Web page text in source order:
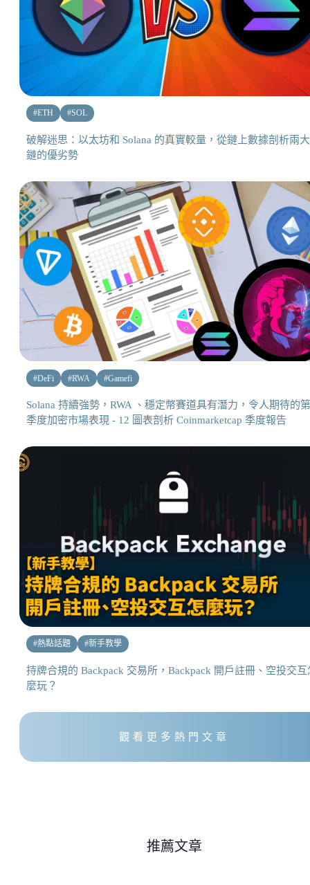
#ETH #SOL
破解迷思：以太坊和 Solana 的真實較量，從鏈上數據剖析兩
鏈的優劣勢
#DeFi #RWA #Gamefi
Solana 持續強勢，RWA 、穩定幣賽道具有潛力，令人期待的
季度加密市場表現 - 12 圖表剖析 Coinmarketcap 季度報告
#熱點話題 #新手教學
持牌合規的 Backpack 交易所，Backpack 開戶註冊、空投交互
麼玩？
觀看更多熱門文章
推薦文章